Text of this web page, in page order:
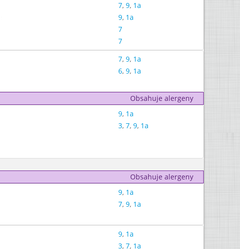
7, 9, 1a
9, 1a
7
7
7, 9, 1a
6, 9, 1a
Obsahuje alergeny
9, 1a
3, 7, 9, 1a
Obsahuje alergeny
9, 1a
7, 9, 1a
9, 1a
3, 7, 1a